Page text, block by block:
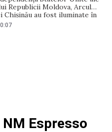
Republicii Moldova, Arcul
au fost iluminate în
de 3 iulie și vor fi
Espresso